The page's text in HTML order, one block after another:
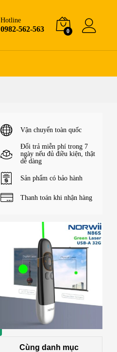
Hotline
0982-562-563 0
Vận chuyển toàn quốc
Đổi trả miễn phí trong 7
ngày nếu đủ điều kiện, thật
dễ dàng
Sản phẩm có bảo hành
Thanh toán khi nhận hàng
Cùng danh mục